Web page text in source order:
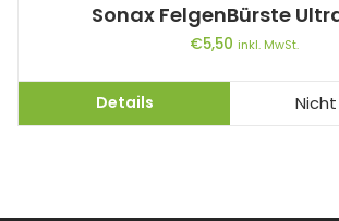
Sonax FelgenBürste
€5,50 inkl. MwSt.
Details